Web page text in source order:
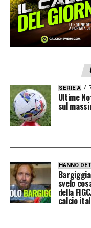
SERIE A
Ultime
sul
HANNO
svelo
della
calcio